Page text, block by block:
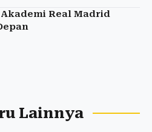
Real Madrid
Lainnya